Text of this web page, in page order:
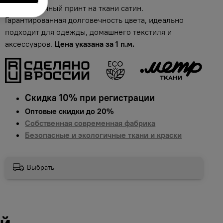
Яркий и сочный принт на ткани сатин.
Гарантированная долговечность цвета, идеально
подходит для одежды, домашнего текстиля и
аксессуаров. Цена указана за 1 п.м.
Скидка 10% при регистрации
Оптовые скидки до 20%
Собственная современная фабрика
Безопасные и экологичные ткани и краски
Выбрать